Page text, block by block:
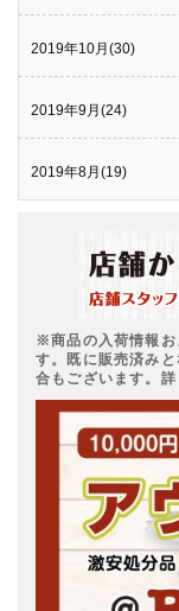
2019年10月(30)
2019年9月(24)
2019年8月(19)
※商品の入荷情報お
す。既に販売済み
合もございます。